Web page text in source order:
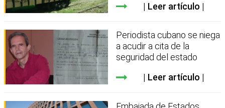
Leer artículo
Periodista cubano se niega
a acudir a cita de la
seguridad del estado
Leer artículo